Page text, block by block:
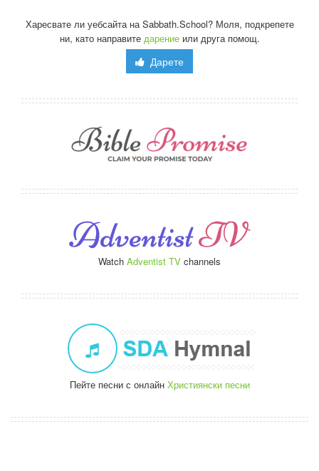
Харесвате ли уебсайта на Sabbath.School? Моля, подкрепете
ни, като направите дарениеили друга помощ.
Дарете
Watch Adventist TV channels
Пейте песни с онлайн Християнски песни